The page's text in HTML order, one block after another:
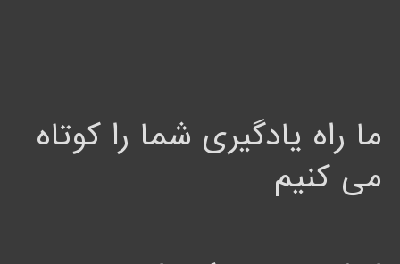
ما راه یادگیری شما را کوتاه
می کنیم